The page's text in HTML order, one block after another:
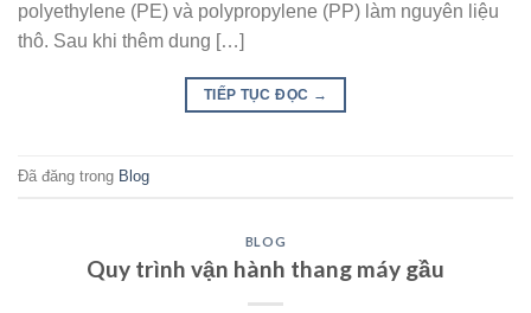
polyethylene (PE) và polypropylene (PP) làm nguyên liệu
thô. Sau khi thêm dung […]
TIẾP TỤC ĐỌC →
Đã đăng trong Blog
BLOG
Quy trình vận hành thang máy gầu